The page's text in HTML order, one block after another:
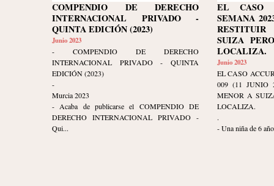
COMPENDIO DE DERECHO
INTERNACIONAL PRIVADO -
QUINTA EDICIÓN (2023)
Junio 2023
- COMPENDIO DE DERECHO
INTERNACIONAL PRIVADO - QUINTA
EDICIÓN (2023)
-
Murcia 2023
- Acaba de publicarse el COMPENDIO DE
DERECHO INTERNACIONAL PRIVADO -
Qui...
EL CASO
SEMANA
SUIZA
LOCALIZA.
Junio 2023
EL CASO
009 (11 JUNIO
MENOR A
LOCALIZA.
.
- Una niña de 6